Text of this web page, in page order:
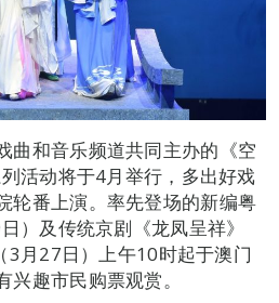
曲和音乐频道共同主办的《空
活动将于4月举行，多出好戏
轮番上演。率先登场的新编粤
）及传统京剧《龙凤呈祥》
3月27日）上午10时起于澳门
趣市民购票观赏。